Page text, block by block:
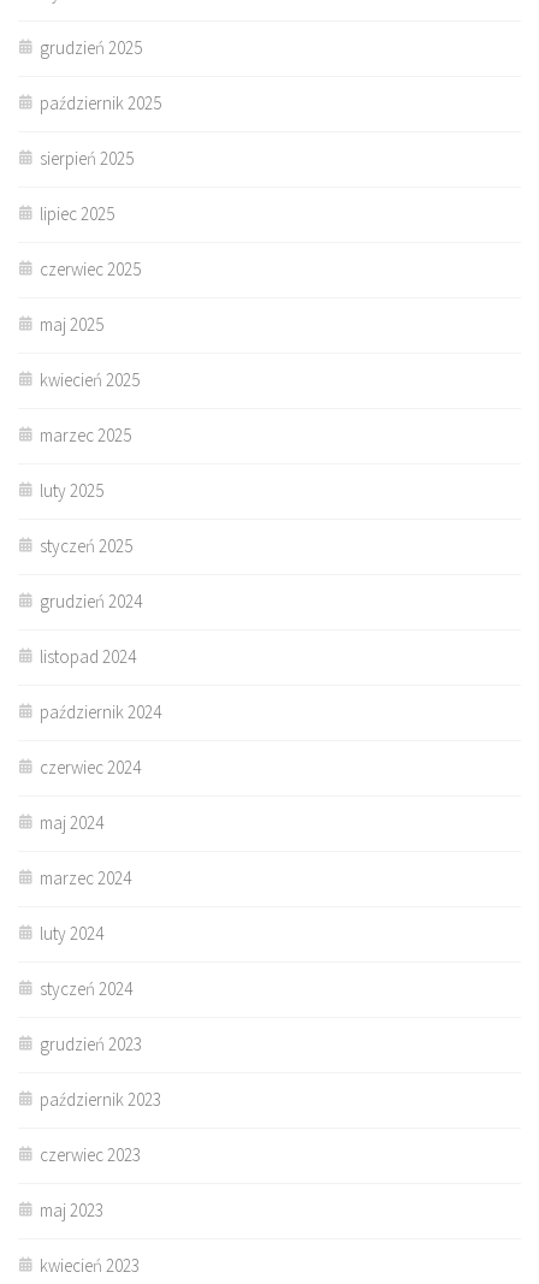
grudzień 2025
październik 2025
sierpień 2025
lipiec 2025
czerwiec 2025
maj 2025
kwiecień 2025
marzec 2025
luty 2025
styczeń 2025
grudzień 2024
listopad 2024
październik 2024
czerwiec 2024
maj 2024
marzec 2024
luty 2024
styczeń 2024
grudzień 2023
październik 2023
czerwiec 2023
maj 2023
kwiecień 2023